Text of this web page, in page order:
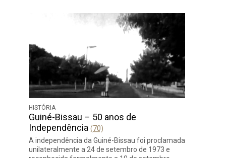
HISTÓRIA
Guiné-Bissau – 50 anos de
Independência (70)
A independência da Guiné-Bissau foi proclamada
unilateralmente a 24 de setembro de 1973 e